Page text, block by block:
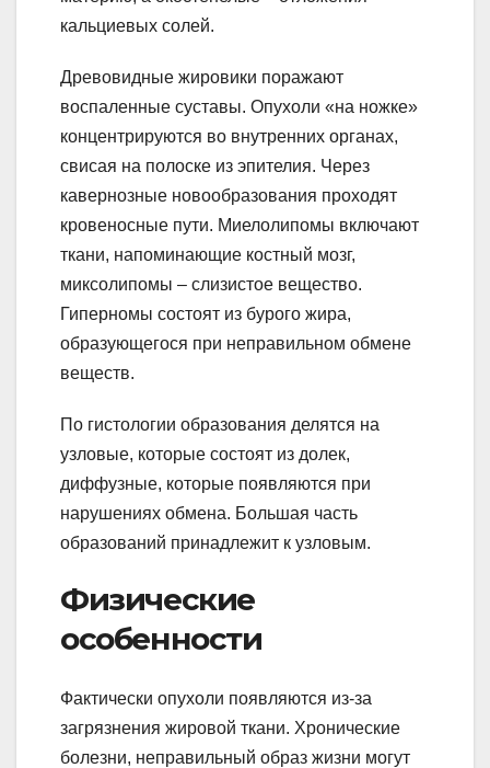
кальциевых солей.
Древовидные жировики поражают
воспаленные суставы. Опухоли «на ножке»
концентрируются во внутренних органах,
свисая на полоске из эпителия. Через
кавернозные новообразования проходят
кровеносные пути. Миелолипомы включают
ткани, напоминающие костный мозг,
миксолипомы – слизистое вещество.
Гиперномы состоят из бурого жира,
образующегося при неправильном обмене
веществ.
По гистологии образования делятся на
узловые, которые состоят из долек,
диффузные, которые появляются при
нарушениях обмена. Большая часть
образований принадлежит к узловым.
Физические
особенности
Фактически опухоли появляются из-за
загрязнения жировой ткани. Хронические
болезни, неправильный образ жизни могут